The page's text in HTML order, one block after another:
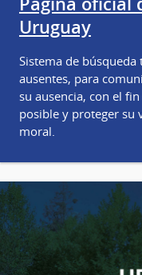
Uruguay
Sistema de
ausentes, para
su ausencia, con el
posible y proteger su
moral.